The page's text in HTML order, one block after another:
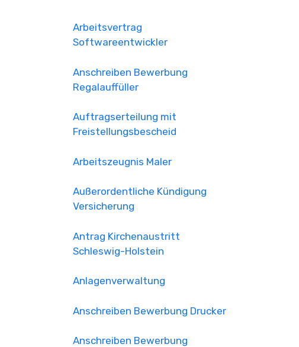
Arbeitsvertrag
Softwareentwickler
Anschreiben Bewerbung
Regalauffüller
Auftragserteilung mit
Freistellungsbescheid
Arbeitszeugnis Maler
Außerordentliche Kündigung
Versicherung
Antrag Kirchenaustritt
Schleswig-Holstein
Anlagenverwaltung
Anschreiben Bewerbung Drucker
Anschreiben Bewerbung